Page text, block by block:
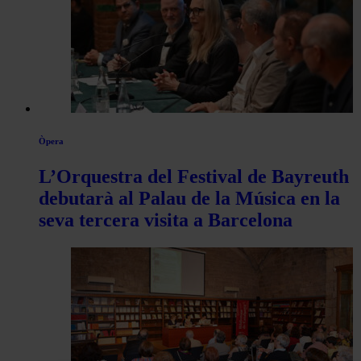
Òpera
L’Orquestra del Festival de Bayreuth
debutarà al Palau de la Música en la
seva tercera visita a Barcelona